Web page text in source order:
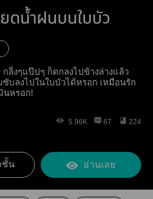
ดน้ำฝนบนใบบัว
ลิ้งๆแป๊ปๆ ก็ตกลงไปข้างล่างแล้ว
บลงไปในใบบัวได้หรอก เหมือนรัก
นหรอก!
5.96K 67 224
ชั้น อ่านเลย